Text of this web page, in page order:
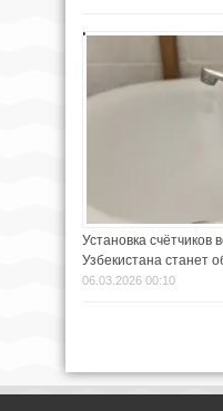
Установка счётчиков
Узбекистана станет
06.03.2026 00:10